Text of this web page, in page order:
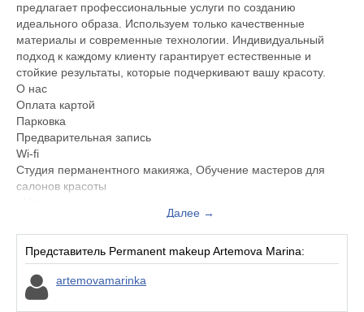
предлагает профессиональные услуги по созданию
идеального образа. Используем только качественные
материалы и современные технологии. Индивидуальный
подход к каждому клиенту гарантирует естественные и
стойкие результаты, которые подчеркивают вашу красоту.
О нас
Оплата картой
Парковка
Предварительная запись
Wi-fi
Студия перманентного макияжа, Обучение мастеров для
салонов красоты
- Перманентный макияж межресничка. Обновление
- Перманентный макияж межресничка
- Перманентный макияж губы. Обновление и многое другое
Далее →
Представитель Permanent makeup Artemova Marina:
artemovamarinka